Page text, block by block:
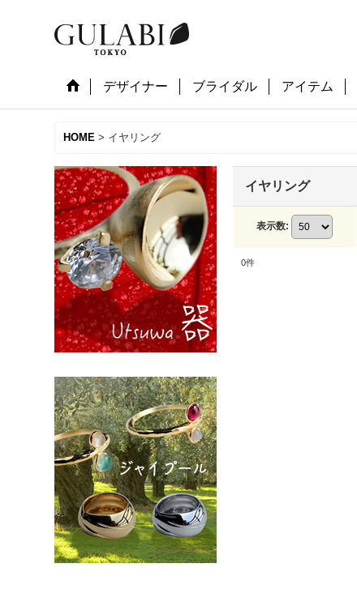
デザイナー ブライダル アイテム
HOME > イヤリング
イヤリング
表示数:
0件